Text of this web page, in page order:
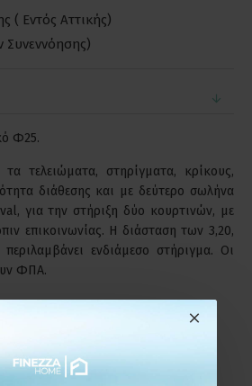
( Εντός Αττικής)
Συνεννόησης)
Φ25.
τελειώματα, στηρίγματα, κρίκους,
διάθεσης και με δεύτερο σωλήνα
για την στήριξη δύο κουρτινών, με
επικοινωνίας. Η διάσταση των 3,20,
ενδιάμεσο στήριγμα. Οι
ΦΠΑ.